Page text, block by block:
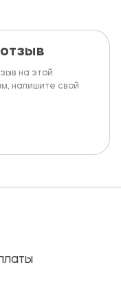
на этой
напишите свой